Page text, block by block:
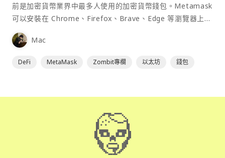
前是加密貨幣業界中最多人使用的加密貨幣錢包。Metamask
可以安裝在 Chrome、Firefox、Brave、Edge 等瀏覽器上作
為插件使用，具備許多功能且使用上非常方便。
Mac
DeFi MetaMask Zombit專欄 以太坊 錢包